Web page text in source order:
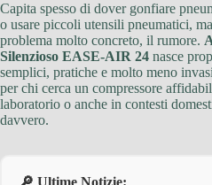
Capita spesso di dover gonfiare
o usare piccoli utensili pneumatici,
problema molto concreto, il rumore.
Silenzioso EASE-AIR 24 nasce
semplici, pratiche e molto meno
per chi cerca un compressore
laboratorio o anche in contesti
davvero.
🔎 Ultime Notizie: